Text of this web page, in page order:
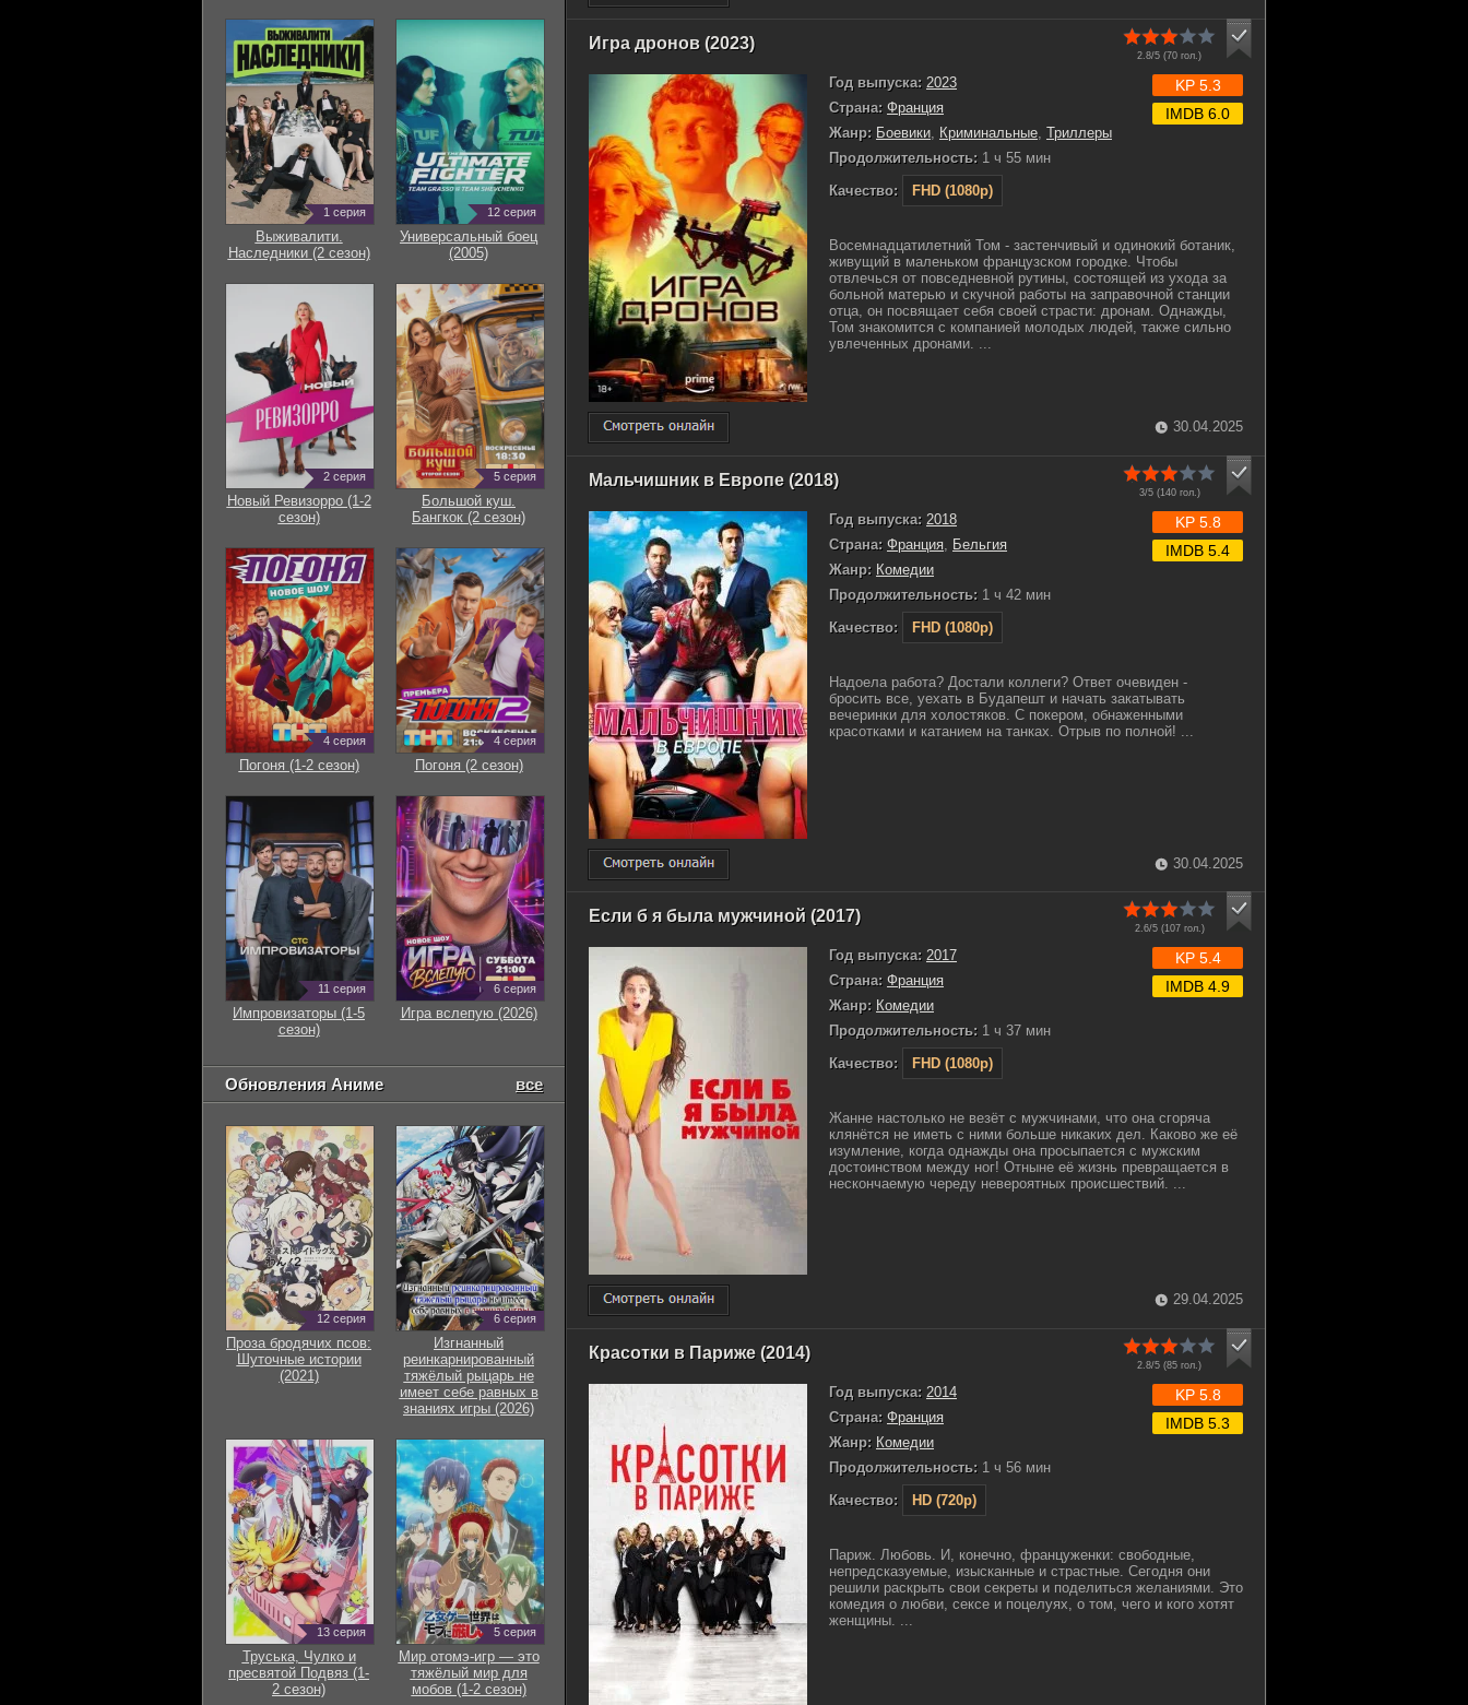
Игра дронов (2023)
2.8/5 (70 гол.)
Год выпуска: 2023
Страна: Франция
Жанр: Боевики, Криминальные, Триллеры
Продолжительность: 1 ч 55 мин
Качество:
FHD (1080p)
KP 5.3
IMDB 6.0
Восемнадцатилетний Том - застенчивый и одинокий ботаник,
живущий в маленьком французском городке. Чтобы
отвлечься от повседневной рутины, состоящей из ухода за
больной матерью и скучной работы на заправочной станции
отца, он посвящает себя своей страсти: дронам. Однажды,
Том знакомится с компанией молодых людей, также сильно
увлеченных дронами. ...
30.04.2025
Мальчишник в Европе (2018)
3/5 (140гол.)
Год выпуска: 2018
Страна: Франция Бельгия
Жанр: Комедии
Продолжительность: 1 ч 42 мин
Качество:
FHD (1080p)
KP 5.8
IMDB 5.4
Надоела работа? Достали коллеги? Ответ очевиден -
бросить все, уехать в Будапешт и начать закатывать
вечеринки для холостяков. С покером, обнаженными
красотками и катанием на танках. Отрыв по полной! ...
30.04.2025
Если б я была мужчиной (2017)
2.6/5 (107гол.)
Год выпуска: 2017
Страна: Франция
Жанр: Комедии
Продолжительность: 1 ч 37 мин
Качество:
FHD (1080p)
KP 5.4
IMDB 4.9
Жанне настолько не везёт с мужчинами, что она сгоряча
клянётся не иметь с ними больше никаких дел. Каково же её
изумление, когда однажды она просыпается с мужским
достоинством между ног! Отныне её жизнь превращается в
нескончаемую череду невероятных происшествий. ...
29.04.2025
Красотки в Париже (2014)
2.8/5 (85 гол.)
Год выпуска: 2014
Страна: Франция
Жанр: Комедии
Продолжительность: 1 ч 56 мин
Качество:
HD (720p)
KP 5.8
IMDB 5.3
Париж. Любовь. И, конечно, француженки: свободные,
непредсказуемые, изысканные и страстные. Сегодня они
решили раскрыть свои секреты и поделиться желаниями. Это
комедия о любви, сексе и поцелуях, о том, чего и кого хотят
женщины. ...
1 серия
Выживалити.
Наследники (2 сезон)
12 серия
Универсальный боец
(2005)
2 серия
Новый Ревизорро (1-2
сезон)
5 серия
Большой куш.
Бангкок (2 сезон)
4 серия
Погоня (1-2 сезон)
4 серия
Погоня (2 сезон)
11 серия
Импровизаторы (1-5
сезон)
6 серия
Игра вслепую (2026)
Обновления Аниме все
12 серия
Проза бродячих псов:
Шуточные истории
(2021)
6 серия
Изгнанный
реинкарнированный
тяжёлый рыцарь не
имеет себе равных в
знаниях игры (2026)
13 серия
Труська, Чулко и
пресвятой Подвяз (1-
2 сезон)
5 серия
Мир отомэ-игр — это
тяжёлый мир для
мобов (1-2 сезон)